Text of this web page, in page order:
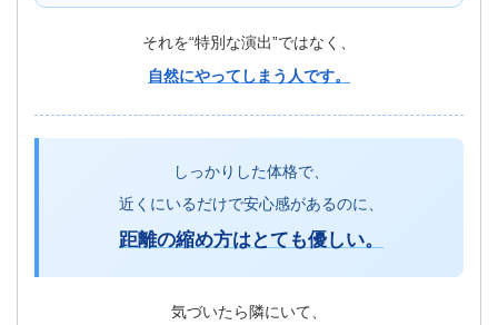
それを“特別な演出”ではなく、
自然にやってしまう人です。
しっかりした体格で、
近くにいるだけで安心感があるのに、
距離の縮め方はとても優しい。
気づいたら隣にいて、